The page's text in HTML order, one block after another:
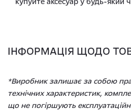
ІНФОРМАЦІЯ ЩОДО
*Виробник залишає за собою
технічних характеристик,
що не погіршують